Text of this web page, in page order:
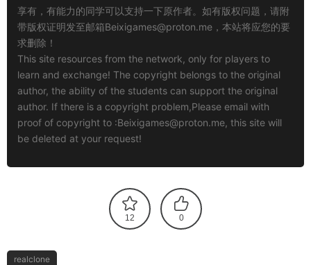
享有，有能力的同学可以支持一下原作者。如有版权问题，请附
带版权证明发至邮箱Beixigames@proton.me ，本站将应您的要
求删除！
This site resources from the network, only for players to
learn and exchange! The copyright belongs to the original
author, the ability of the students can support the original
author. If there is a copyright problem,Please email with
proof of copyright to :Beixigames@proton.me, this site will
be deleted at your request!
12 0
realclone